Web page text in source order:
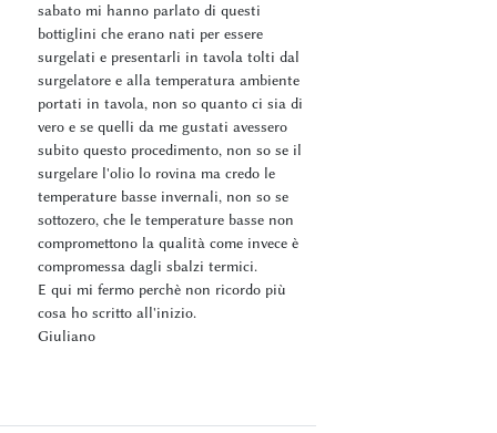
sabato mi hanno parlato di questi
bottiglini che erano nati per essere
surgelati e presentarli in tavola tolti dal
surgelatore e alla temperatura ambiente
portati in tavola, non so quanto ci sia di
vero e se quelli da me gustati avessero
subito questo procedimento, non so se il
surgelare l'olio lo rovina ma credo le
temperature basse invernali, non so se
sottozero, che le temperature basse non
compromettono la qualità come invece è
compromessa dagli sbalzi termici.
E qui mi fermo perchè non ricordo più
cosa ho scritto all'inizio.
Giuliano